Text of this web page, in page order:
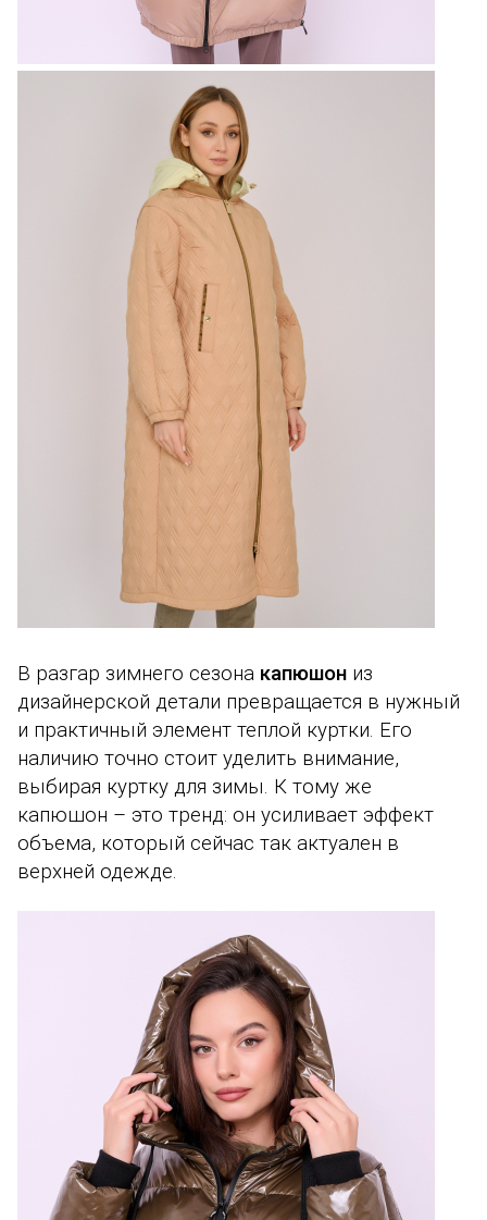
В разгар зимнего сезона капюшон из
дизайнерской детали превращается в нужный
и практичный элемент теплой куртки. Его
наличию точно стоит уделить внимание,
выбирая куртку для зимы. К тому же
капюшон – это тренд: он усиливает эффект
объема, который сейчас так актуален в
верхней одежде.